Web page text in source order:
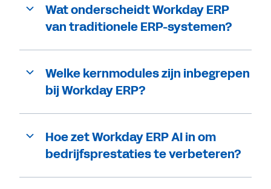
Wat onderscheidt Workday ERP
van traditionele ERP-systemen?
Welke kernmodules zijn inbegrepen
bij Workday ERP?
Hoe zet Workday ERP AI in om
bedrijfsprestaties te verbeteren?